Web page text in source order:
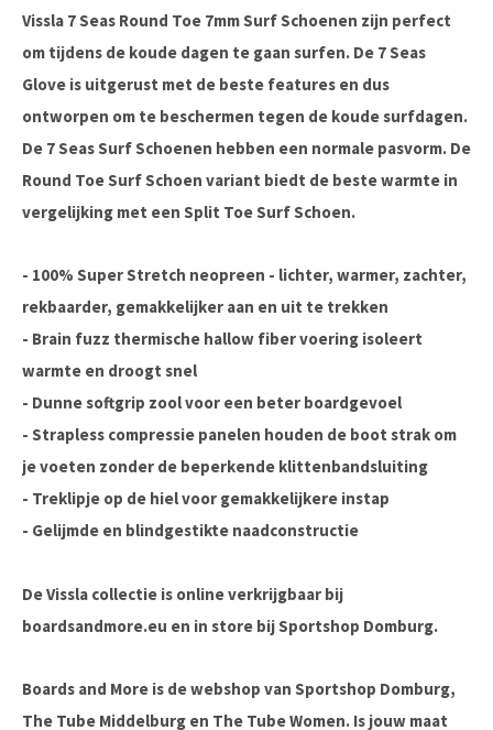
Vissla 7 Seas Round Toe 7mm Surf Schoenen zijn perfect
om tijdens de koude dagen te gaan surfen. De 7 Seas
Glove is uitgerust met de beste features en dus
ontworpen om te beschermen tegen de koude surfdagen.
De 7 Seas Surf Schoenen hebben een normale pasvorm. De
Round Toe Surf Schoen variant biedt de beste warmte in
vergelijking met een Split Toe Surf Schoen.
- 100% Super Stretch neopreen - lichter, warmer, zachter,
rekbaarder, gemakkelijker aan en uit te trekken
- Brain fuzz thermische hallow fiber voering isoleert
warmte en droogt snel
- Dunne softgrip zool voor een beter boardgevoel
- Strapless compressie panelen houden de boot strak om
je voeten zonder de beperkende klittenbandsluiting
- Treklipje op de hiel voor gemakkelijkere instap
- Gelijmde en blindgestikte naadconstructie
De Vissla collectie is online verkrijgbaar bij
boardsandmore.eu en in store bij Sportshop Domburg.
Boards and More is de webshop van Sportshop Domburg,
The Tube Middelburg en The Tube Women. Is jouw maat